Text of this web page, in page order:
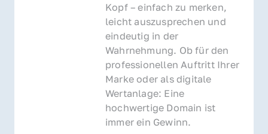
Kopf – einfach zu merken,
leicht auszusprechen und
eindeutig in der
Wahrnehmung. Ob für den
professionellen Auftritt Ihrer
Marke oder als digitale
Wertanlage: Eine
hochwertige Domain ist
immer ein Gewinn.